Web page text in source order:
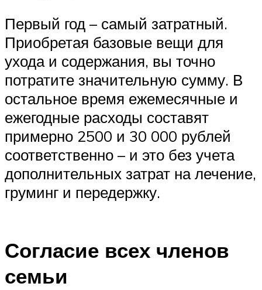
Первый год – самый затратный.
Приобретая базовые вещи для
ухода и содержания, вы точно
потратите значительную сумму. В
остальное время ежемесячные и
ежегодные расходы составят
примерно 2500 и 30 000 рублей
соответственно – и это без учета
дополнительных затрат на лечение,
груминг и передержку.
Согласие всех членов
семьи